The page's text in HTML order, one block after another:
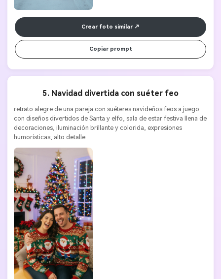
Crear foto similar
Copiar prompt
5. Navidad divertida con suéter feo
retrato alegre de una pareja con suéteres navideños feos a juego
con diseños divertidos de Santa y elfo, sala de estar festiva llena de
decoraciones, iluminación brillante y colorida, expresiones
humorísticas, alto detalle